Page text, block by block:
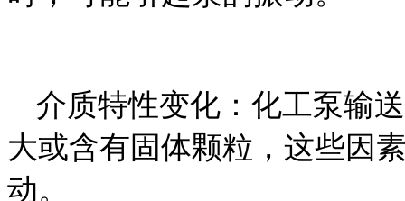
介质特性变化：化工泵输
大或含有固体颗粒，这些因
动。